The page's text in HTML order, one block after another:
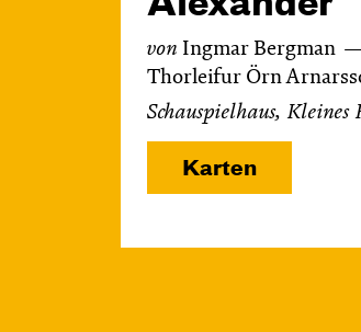
von Ingmar Bergman
Thorleifur Örn
Schauspielhaus, Kleines
Karten